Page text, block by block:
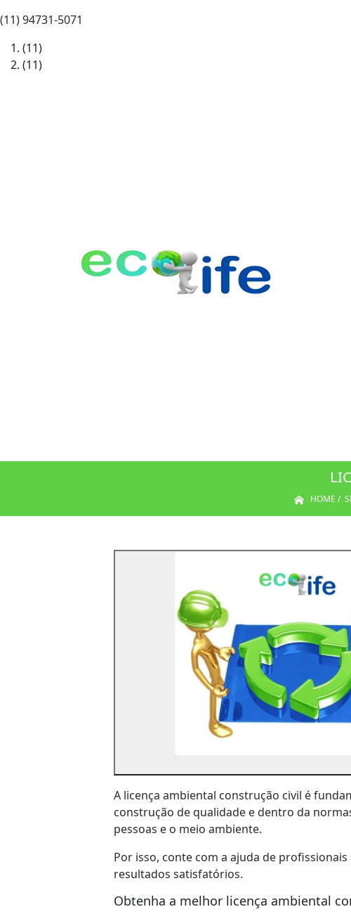
(11) 94731-5071
(11)
(11)
HOME
A licença ambiental construção civil é
construção de qualidade e dentro da
pessoas e o meio ambiente.
Por isso, conte com a ajuda de
resultados satisfatórios.
Obtenha a melhor licença ambiental